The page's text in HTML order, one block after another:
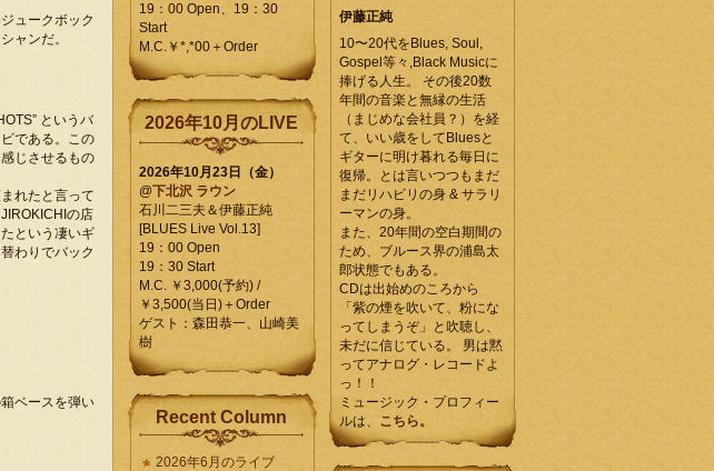
ュークボック
ャンだ。
というバ
である。この
じさせるもの
れたと言って
の店
という凄いギ
わりでバック
ベースを弾い
19：00 Open、19：30
Start
M.C.￥*,*00＋Order
2026年10月のLIVE
2026年10月23日（金）
@下北沢 ラウン
石川二三夫＆伊藤正純
[BLUES Live Vol.13]
19：00 Open
19：30 Start
M.C. ￥3,000(予約) /
￥3,500(当日)＋Order
ゲスト：森田恭一、山崎美
樹
Recent Column
2026年6月のライブ
伊藤正純
10〜20代をBlues, Soul,
Gospel等々,Black Musicに
捧げる人生。 その後20数
年間の音楽と無縁の生活
（まじめな会社員？）を経
て、いい歳をしてBluesと
ギターに明け暮れる毎日に
復帰。とは言いつつもまだ
まだリハビリの身 & サラリ
ーマンの身。
また、20年間の空白期間の
ため、ブルース界の浦島太
郎状態でもある。
CDは出始めのころから
「紫の煙を吹いて、粉にな
ってしまうぞ」と吹聴し、
未だに信じている。 男は黙
ってアナログ・レコードよ
っ！！
ミュージック・プロフィー
ルは、 こちら。